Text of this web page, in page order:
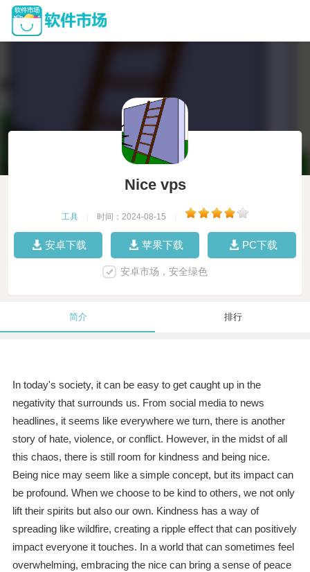
Nice vps
工具 时间：2024-08-15
安卓下载 苹果下载 PC下载
安卓市场，安全绿色
简介 排行
In today's society, it can be easy to get caught up in the
negativity that surrounds us. From social media to news
headlines, it seems like everywhere we turn, there is another
story of hate, violence, or conflict. However, in the midst of all
this chaos, there is still room for kindness and being nice.
Being nice may seem like a simple concept, but its impact can
be profound. When we choose to be kind to others, we not only
lift their spirits but also our own. Kindness has a way of
spreading like wildfire, creating a ripple effect that can positively
impact everyone it touches. In a world that can sometimes feel
overwhelming, embracing the nice can bring a sense of peace